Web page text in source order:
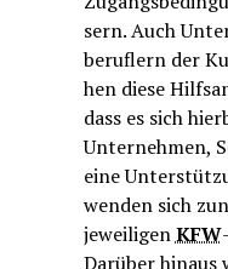
sern. Auch
be­ruf­lern der
hen die­se
dass es sich
Unter­neh­men,
eine
wen­den sich
jewei­li­genKFW
Dar­über hin­aus